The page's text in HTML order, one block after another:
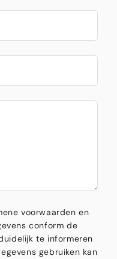
voorwaarden en
conform de
te informeren
gebruiken kan